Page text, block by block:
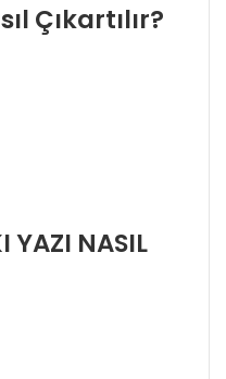
Çıkartılır?
YAZI NASIL